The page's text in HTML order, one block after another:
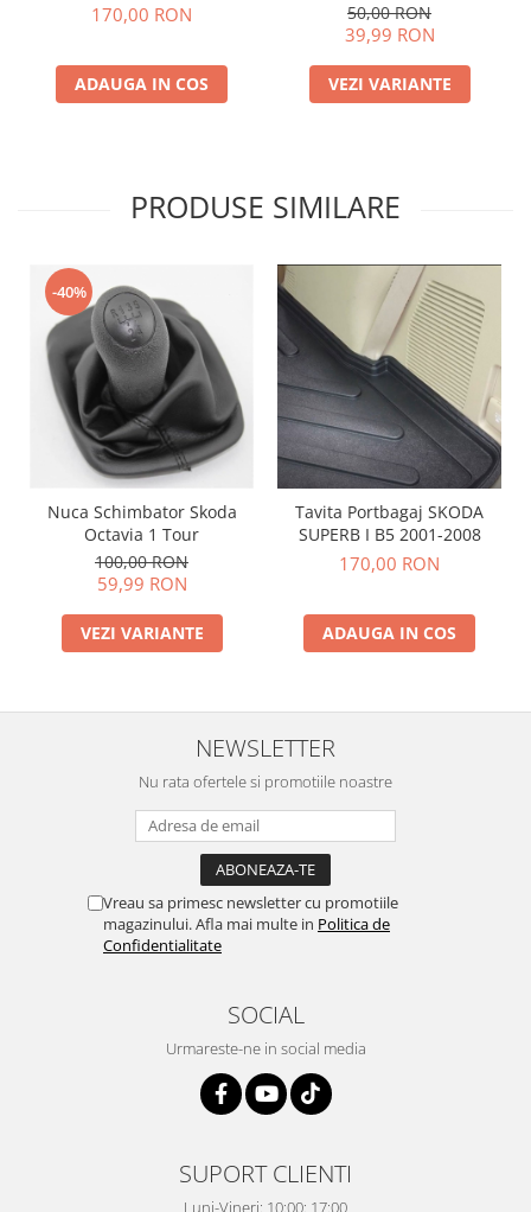
170,00 RON
ADAUGA IN COS
50,00 RON
39,99 RON
VEZI VARIANTE
PRODUSE SIMILARE
-40%
Nuca Schimbator Skoda
Octavia 1 Tour
100,00 RON
59,99 RON
VEZI VARIANTE
Tavita Portbagaj SKODA
SUPERB I B5 2001-2008
170,00 RON
ADAUGA IN COS
NEWSLETTER
Nu rata ofertele si promotiile noastre
Vreau sa primesc newsletter cu promotiile
magazinului. Afla mai multe in Politica de
Confidentialitate
SOCIAL
Urmareste-ne in social media
SUPORT CLIENTI
Luni-Vineri: 10:00: 17:00